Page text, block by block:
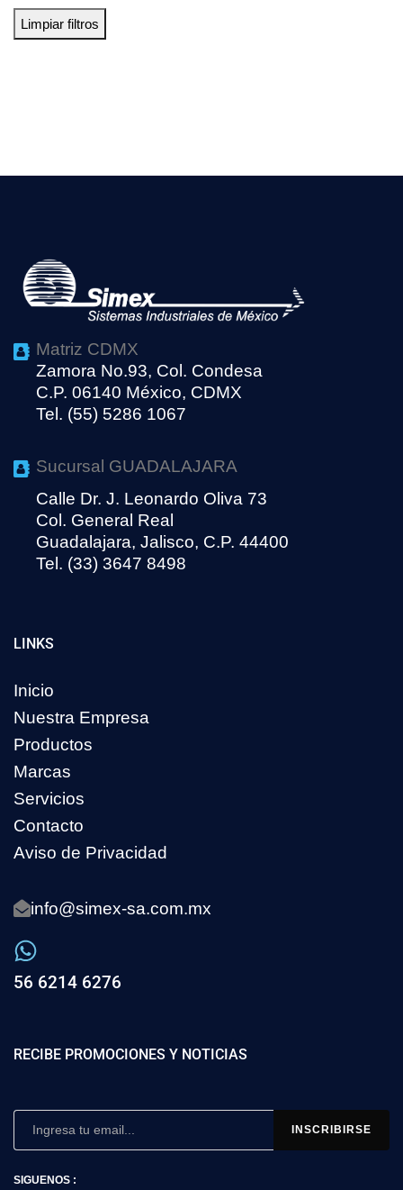
Limpiar filtros
Matriz CDMX
Zamora No.93, Col. Condesa
C.P. 06140 México, CDMX
Tel. (55) 5286 1067
Sucursal GUADALAJARA
Calle Dr. J. Leonardo Oliva 73
Col. General Real
Guadalajara, Jalisco, C.P. 44400
Tel. (33) 3647 8498
LINKS
Inicio
Nuestra Empresa
Productos
Marcas
Servicios
Contacto
Aviso de Privacidad
info@simex-sa.com.mx
56 6214 6276
RECIBE PROMOCIONES Y NOTICIAS
SIGUENOS :